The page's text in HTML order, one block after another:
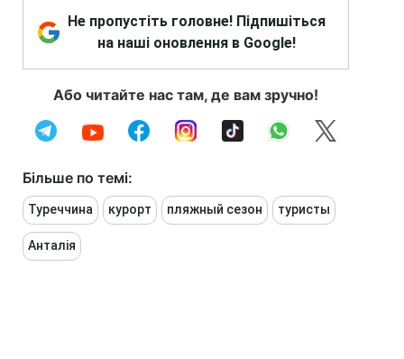
Не пропустіть головне! Підпишіться
на наші оновлення в Google!
Або читайте нас там, де вам зручно!
Більше по темі:
Туреччина курорт пляжный сезон туристы
Анталія